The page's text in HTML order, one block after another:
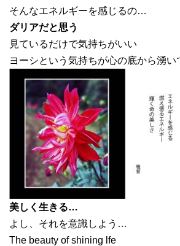
そんなエネルギーを感じるの…
ダリアだと思う
見ているだけで気持ちがいい
ヨーシという気持ちが心の底から湧
美しく生きる…
よし、それを意識しよう…
The beauty of shining lfe